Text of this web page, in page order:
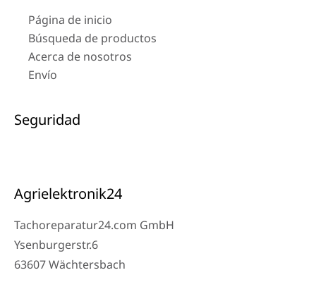
Página de inicio
Búsqueda de productos
Acerca de nosotros
Envío
Seguridad
Agrielektronik24
Tachoreparatur24.com GmbH
Ysenburgerstr.6
63607 Wächtersbach